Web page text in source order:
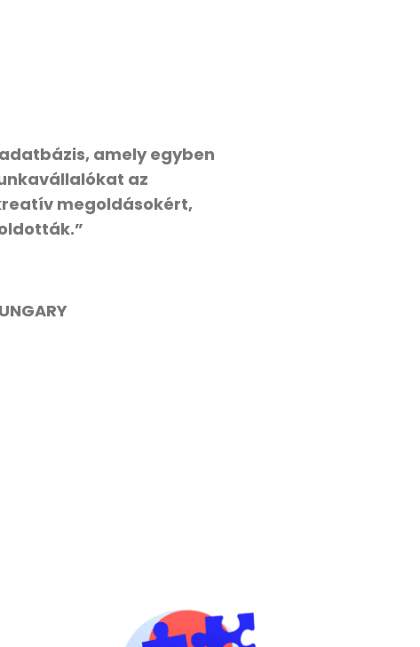
amely egyben
az
megoldásokért,